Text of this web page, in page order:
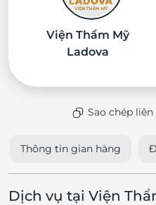
Viện Thẩm Mỹ
Ladova
Sao chép liên
Thông tin gian hàng
Dịch vụ tại Viện